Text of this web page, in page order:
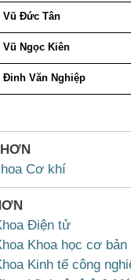
Vũ Đức Tân
Vũ Ngọc Kiên
Đinh Văn Nghiệp
Cơ khí
Điện tử
Khoa học cơ bản
Kinh tế công